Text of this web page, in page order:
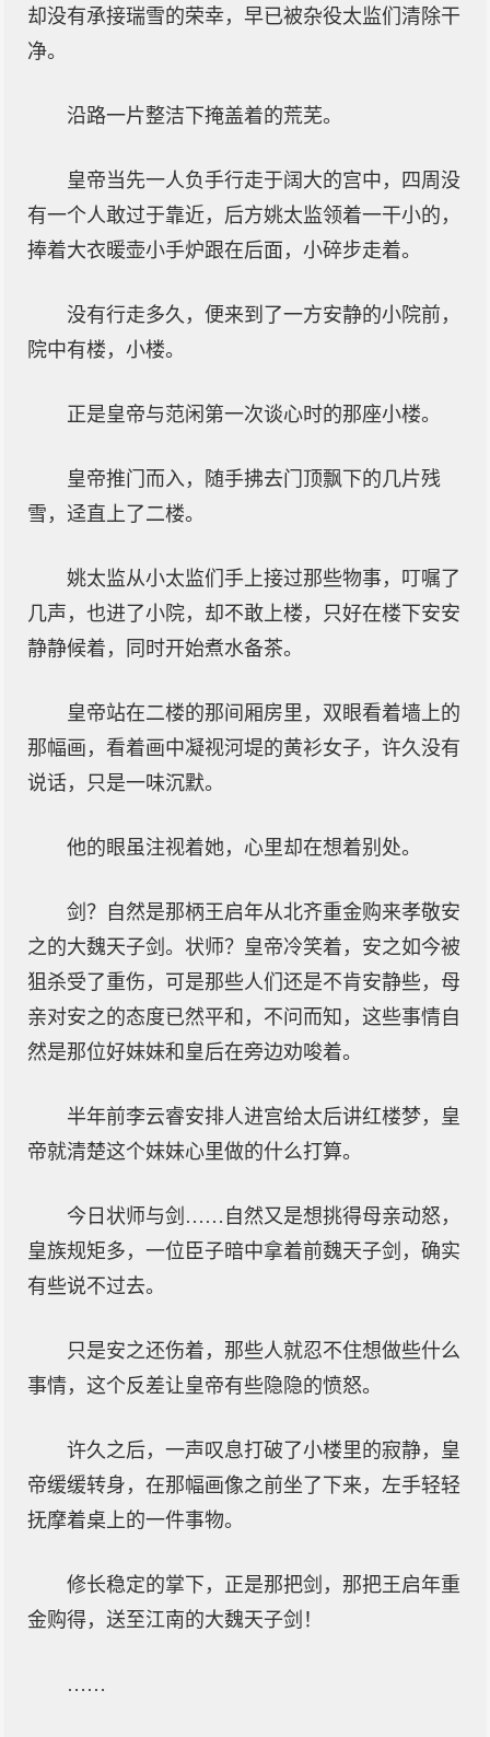
却没有承接瑞雪的荣幸，早已被杂役太监们清除干
净。
沿路一片整洁下掩盖着的荒芜。
皇帝当先一人负手行走于阔大的宫中，四周没
有一个人敢过于靠近，后方姚太监领着一干小的，
捧着大衣暖壶小手炉跟在后面，小碎步走着。
没有行走多久，便来到了一方安静的小院前，
院中有楼，小楼。
正是皇帝与范闲第一次谈心时的那座小楼。
皇帝推门而入，随手拂去门顶飘下的几片残
雪，迳直上了二楼。
姚太监从小太监们手上接过那些物事，叮嘱了
几声，也进了小院，却不敢上楼，只好在楼下安安
静静候着，同时开始煮水备茶。
皇帝站在二楼的那间厢房里，双眼看着墙上的
那幅画，看着画中凝视河堤的黄衫女子，许久没有
说话，只是一味沉默。
他的眼虽注视着她，心里却在想着别处。
剑？自然是那柄王启年从北齐重金购来孝敬安
之的大魏天子剑。状师？皇帝冷笑着，安之如今被
狙杀受了重伤，可是那些人们还是不肯安静些，母
亲对安之的态度已然平和，不问而知，这些事情自
然是那位好妹妹和皇后在旁边劝唆着。
半年前李云睿安排人进宫给太后讲红楼梦，皇
帝就清楚这个妹妹心里做的什么打算。
今日状师与剑……自然又是想挑得母亲动怒，
皇族规矩多，一位臣子暗中拿着前魏天子剑，确实
有些说不过去。
只是安之还伤着，那些人就忍不住想做些什么
事情，这个反差让皇帝有些隐隐的愤怒。
许久之后，一声叹息打破了小楼里的寂静，皇
帝缓缓转身，在那幅画像之前坐了下来，左手轻轻
抚摩着桌上的一件事物。
修长稳定的掌下，正是那把剑，那把王启年重
金购得，送至江南的大魏天子剑！
……